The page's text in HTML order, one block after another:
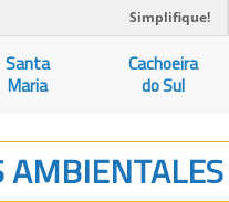
Simplifique!
Santa
Maria
Cachoeira
do Sul